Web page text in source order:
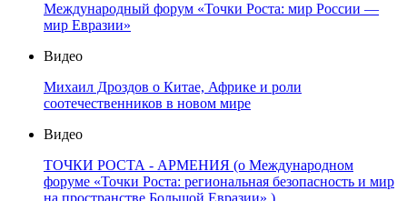
Международный форум «Точки Роста: мир России —
мир Евразии»
Видео
Михаил Дроздов о Китае, Африке и роли
соотечественников в новом мире
Видео
ТОЧКИ РОСТА - АРМЕНИЯ (о Международном
форуме «Точки Роста: региональная безопасность и мир